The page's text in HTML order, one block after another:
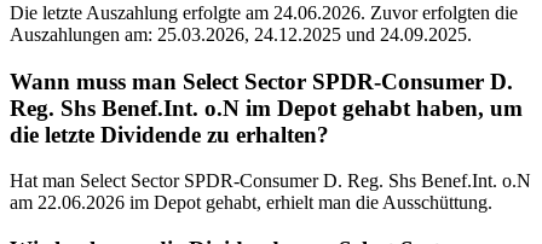
Die letzte Auszahlung erfolgte am 24.06.2026. Zuvor erfolgten die
Auszahlungen am: 25.03.2026, 24.12.2025 und 24.09.2025.
Wann muss man Select Sector SPDR-Consumer D.
Reg. Shs Benef.Int. o.N im Depot gehabt haben, um
die letzte Dividende zu erhalten?
Hat man Select Sector SPDR-Consumer D. Reg. Shs Benef.Int. o.N
am 22.06.2026 im Depot gehabt, erhielt man die Ausschüttung.